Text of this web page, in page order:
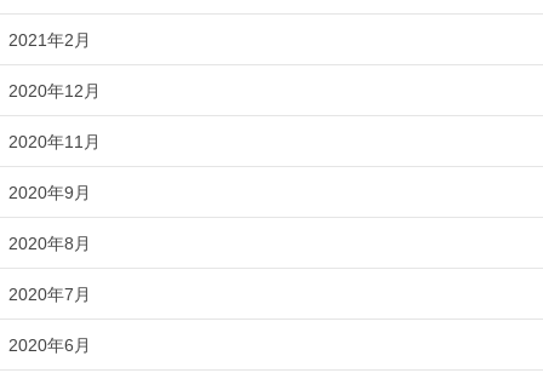
2021年2月
2020年12月
2020年11月
2020年9月
2020年8月
2020年7月
2020年6月